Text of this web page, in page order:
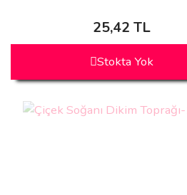
25,42 TL
Stokta Yok